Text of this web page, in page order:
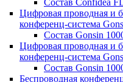
Состав Confidea
Цифровая проводная и
конференц-система
Состав Gonsin
Цифровая проводная и
конференц-система
Состав Gonsin
Беспроводная